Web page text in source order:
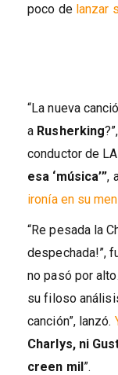
poco delanzar
“La nueva
a Rusherking
conductor de
esa ‘música’”,
ironía en su
“Re pesada la
despechada!”,
no pasó por
su filoso
canción”, lanzó.
Charlys, ni
creen mil”.